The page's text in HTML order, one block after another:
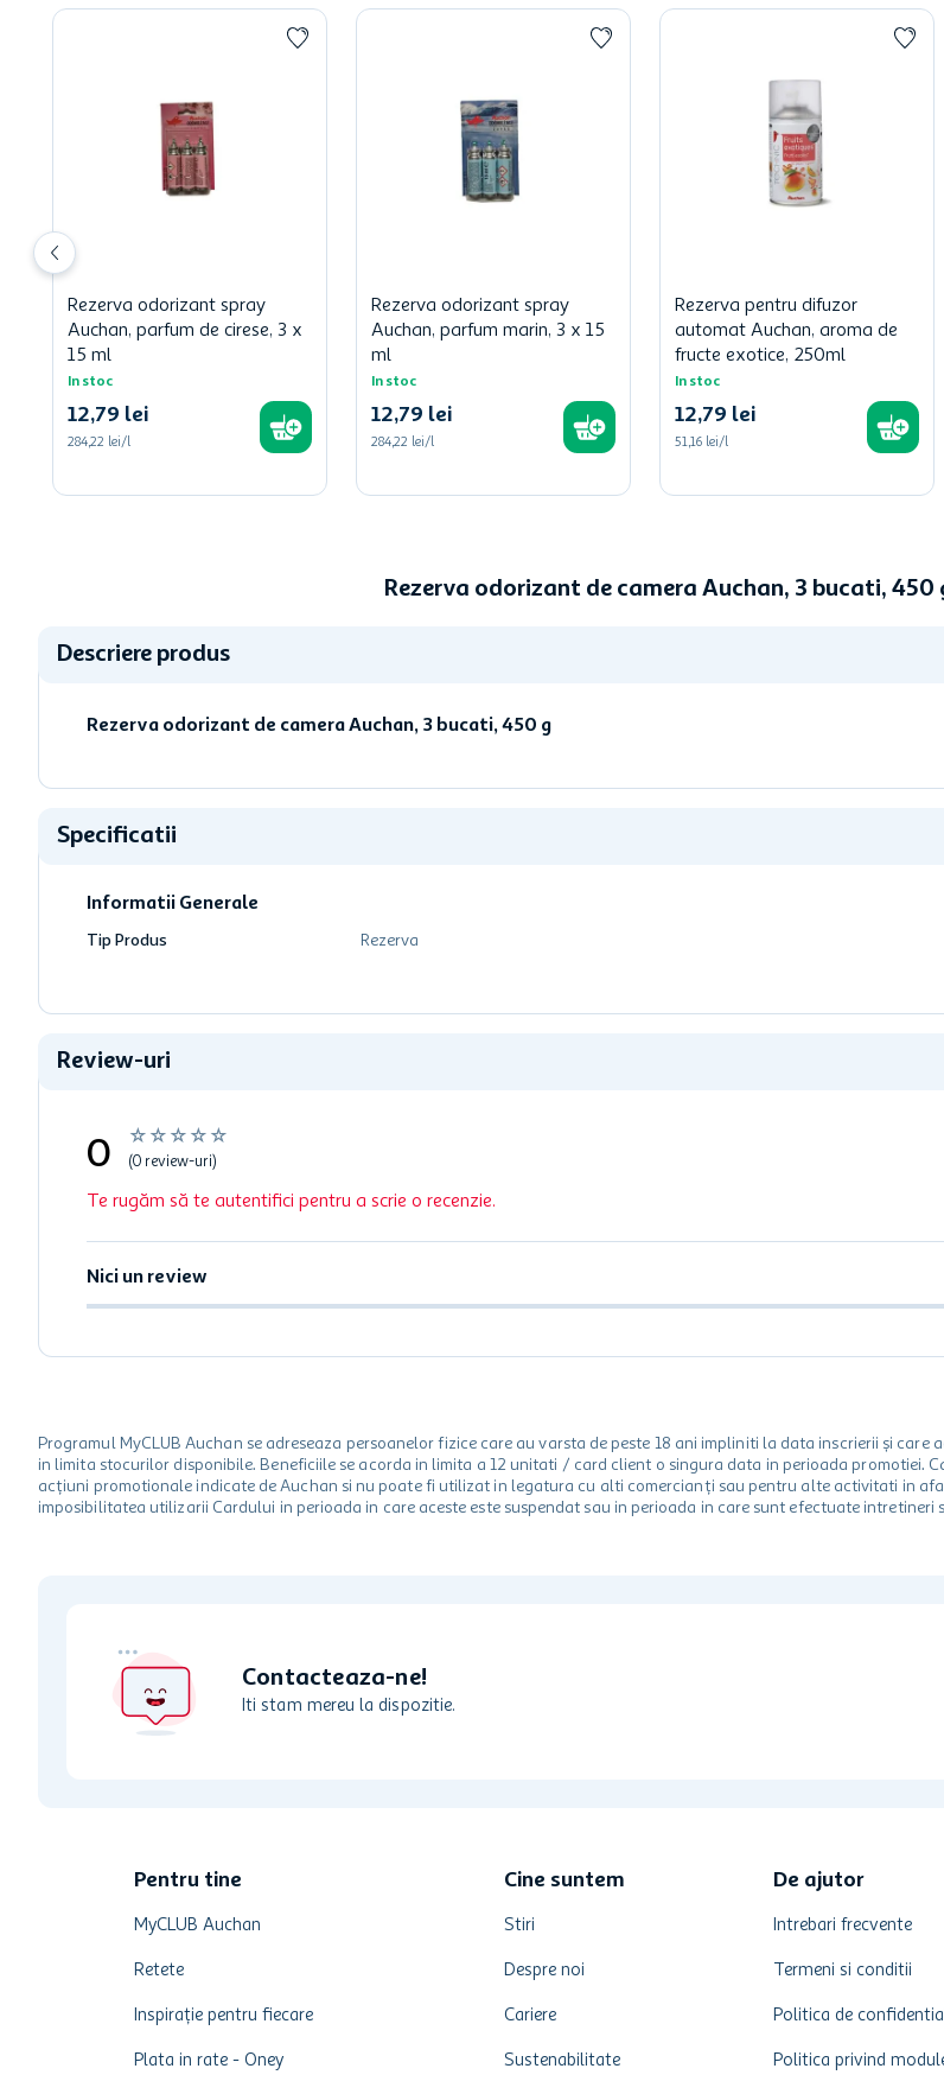
Rezerva odorizant spray
Auchan, parfum de cirese, 3 x
15 ml
In stoc
12,79 lei
284,22 lei/l
Rezerva odorizant spray
Auchan, parfum marin, 3 x 15
ml
In stoc
12,79 lei
284,22 lei/l
Rezerva pentru difuzor
automat Auchan, aroma de
fructe exotice, 250ml
In stoc
12,79 lei
51,16 lei/l
Rezerva odorizant de camera Auchan, 3 bucati, 450
Descriere produs
Rezerva odorizant de camera Auchan, 3 bucati, 450 g
Specificatii
Informatii Generale
Tip Produs Rezerva
Review-uri
☆ ☆ ☆ ☆ ☆
0 (0 review-uri)
Te rugăm să te autentifici pentru a scrie o recenzie.
Nici un review
Programul MyCLUB Auchan se adreseaza persoanelor fizice care au varsta de peste 18 ani impliniti la data inscrierii și
in limita stocurilor disponibile. Beneficiile se acorda in limita a 12 unitati / card client o singura data in perioada
acțiuni promotionale indicate de Auchan si nu poate fi utilizat in legatura cu alti comercianți sau pentru alte activitati in
imposibilitatea utilizarii Cardului in perioada in care aceste este suspendat sau in perioada in care sunt efectuate
Contacteaza-ne!
Iti stam mereu la dispozitie.
Pentru tine
MyCLUB Auchan
Retete
Inspirație pentru fiecare
Plata in rate - Oney
Cine suntem
Stiri
Despre noi
Cariere
Sustenabilitate
De ajutor
Intrebari frecvente
Termeni si conditii
Politica de
Politica privind